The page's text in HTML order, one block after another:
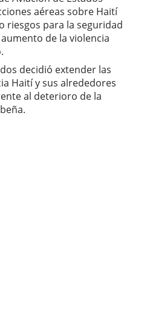
aéreas sobre Haití
riesgos para la seguridad
de la violencia
decidió extender las
Haití y sus alrededores
al deterioro de la